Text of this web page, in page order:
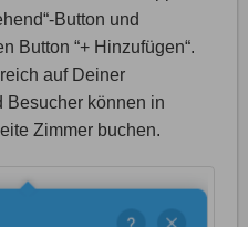
Button und
Button “+ Hinzufügen“.
auf Deiner
Besucher können in
Zimmer buchen.